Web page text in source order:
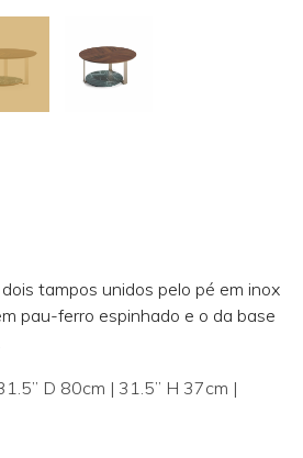
tampos unidos pelo pé em inox
pau-ferro espinhado e o da base
D 80cm | 31.5’’ H 37cm |